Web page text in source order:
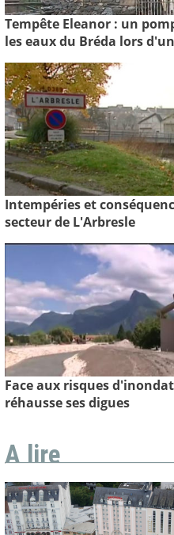
Tempête Eleanor : un
les eaux du Bréda lors
Intempéries et
secteur de L'Arbresle
Face aux risques
réhausse ses digues
A lire